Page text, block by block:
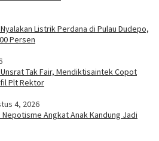
Listrik Perdana di Pulau Dudepo,
Persen
Tak Fair, Mendiktisaintek Copot
Plt Rektor
4, 2026
Angkat Anak Kandung Jadi